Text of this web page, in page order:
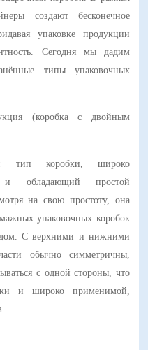
создают бесконечное
упаковке продукции
Сегодня мы дадим
типы упаковочных
(коробка с двойным
тип коробки, широко
обладающий простой
на свою простоту, она
упаковочных коробок
С верхними и нижними
обычно симметричны,
с одной стороны, что
и широко применимой,